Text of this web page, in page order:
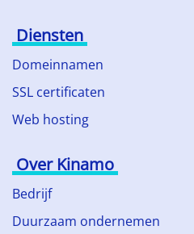
Diensten
Domeinnamen
SSL certificaten
Web hosting
Over Kinamo
Bedrijf
Duurzaam ondernemen